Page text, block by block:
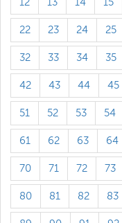
12 13 14 15
22 23 24 25
32 33 34 35
42 43 44 45
51 52 53 54
61 62 63 64
70 71 72 73
80 81 82 83